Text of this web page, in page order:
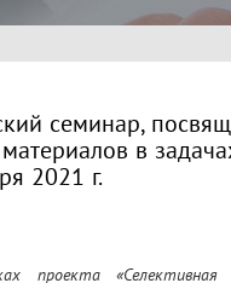
семинар,
в
2021 г.
проекта «Селективная